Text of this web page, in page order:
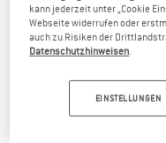
(0)
kann jederzeit unter „Cookie
Webseite widerrufen oder
auch zu Risiken der
Datenschutzhinweisen
EINSTELLUNGEN